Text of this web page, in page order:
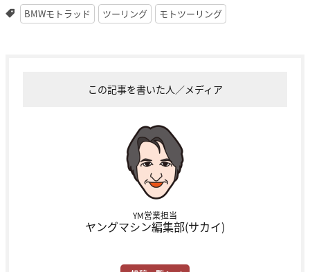
BMWモトラッド ツーリング モトツーリング
この記事を書いた人／メディア
YM営業担当
ヤングマシン編集部(サカイ)